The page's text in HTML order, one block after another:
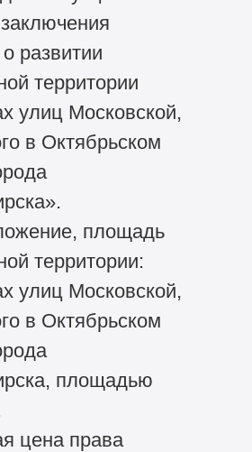
развитии
территории
улиц Московской,
в Октябрьском
площадь
территории:
улиц Московской,
в Октябрьском
площадью
цена права